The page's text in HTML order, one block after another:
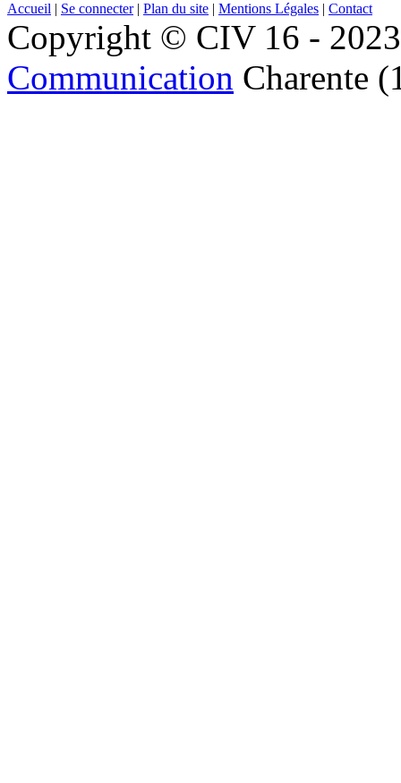
Accueil | Se connecter| Plan du site | Mentions Légales | Contact
Copyright © CIV 16 -
Communication Charente